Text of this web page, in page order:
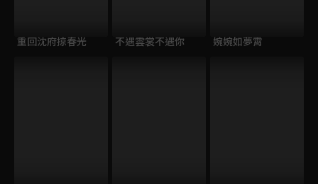
重回沈府掠春光 不遇雲裳不遇你 婉婉如夢霄